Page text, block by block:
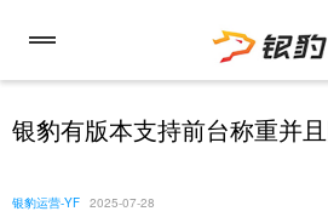
银豹有版本支持前台称重并
银豹运营-YF 2025-07-28